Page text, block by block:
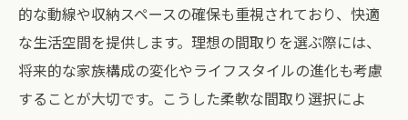
夫
価値を高めるためのデザイン戦略
耐震・耐久性を重視した建築技術
自然災害への備えと保険の活用
的な動線や収納スペースの確保も重視されており、快適
な生活空間を提供します。理想の間取りを選ぶ際には、
将来的な家族構成の変化やライフスタイルの進化も考慮
することが大切です。こうした柔軟な間取り選択によ